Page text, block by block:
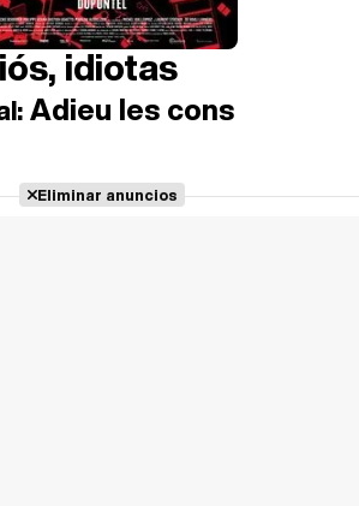
idiotas
Adieu les cons
Eliminar anuncios